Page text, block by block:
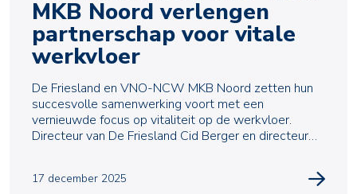
MKB Noord verlengen
partnerschap voor vitale
werkvloer
De Friesland en VNO-NCW MKB Noord zetten hun
succesvolle samenwerking voort met een
vernieuwde focus op vitaliteit op de werkvloer.
Directeur van De Friesland Cid Berger en directeur
17 december 2025